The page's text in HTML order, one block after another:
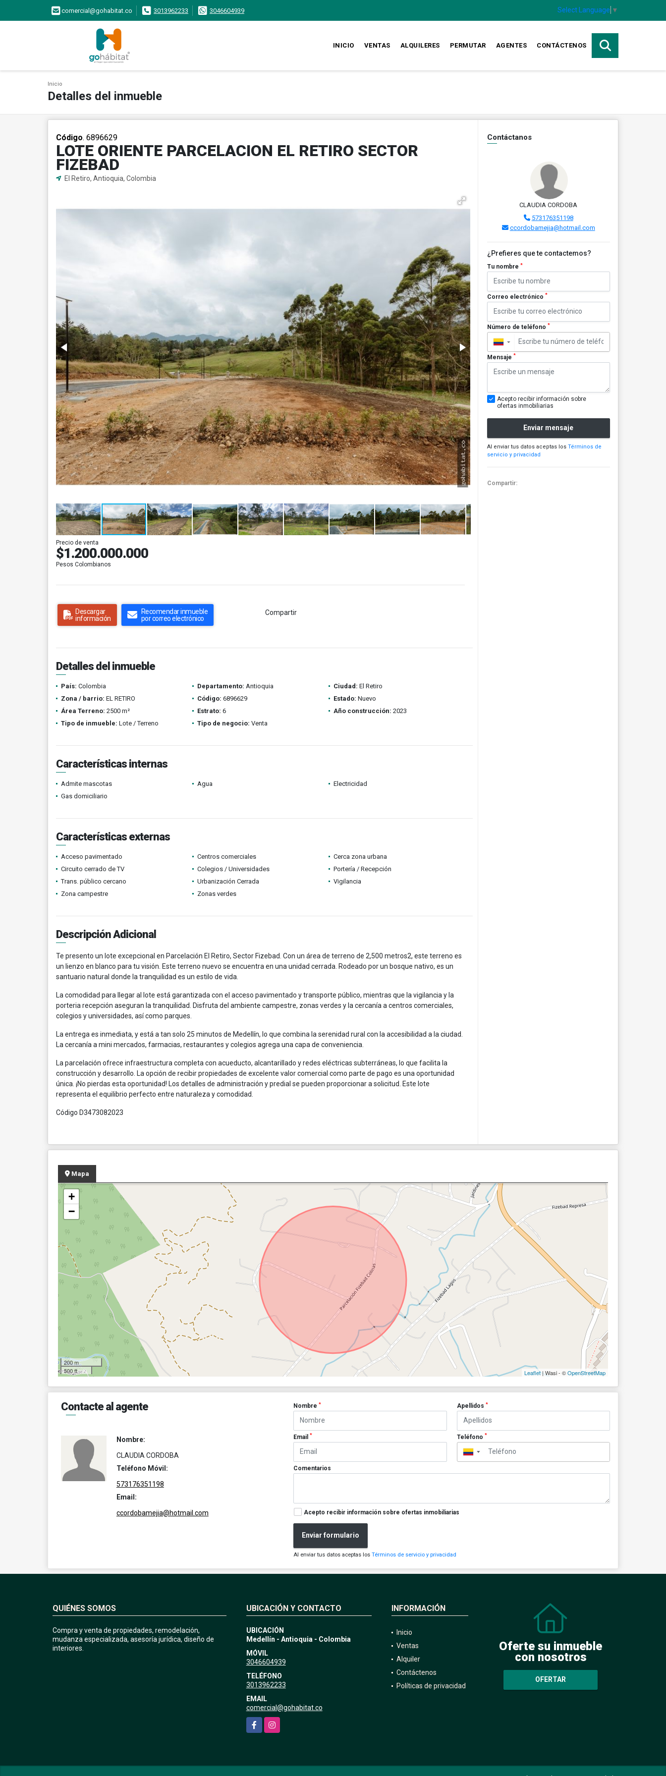
comercial@gohabitat.co 3013962233 3046604939 Select Language ▼
INICIO VENTAS ALQUILERES PERMUTAR AGENTES CONTÁCTENOS
Inicio
Detalles del inmueble
Código. 6896629
LOTE ORIENTE PARCELACION EL RETIRO SECTOR
FIZEBAD
El Retiro, Antioquia, Colombia
Precio de venta
$1.200.000.000
Pesos Colombianos
Descargar
información
Recomendar inmueble
por correo electrónico
Compartir
Detalles del inmueble
País: Colombia Departamento: Antioquia Ciudad: El Retiro
Zona / barrio: EL RETIRO Código: 6896629 Estado: Nuevo
Área Terreno: 2500 m² Estrato: 6 Año construcción: 2023
Tipo de inmueble: Lote / Terreno Tipo de negocio: Venta
Características internas
Admite mascotas Agua
Electricidad
Gas domiciliario
Características externas
Acceso pavimentado Centros comerciales
Cerca zona urbana
Circuito cerrado de TV
Colegios / Universidades
Portería / Recepción
Trans. público cercano
Urbanización Cerrada
Vigilancia
Zona campestre
Zonas verdes
Descripción Adicional
Te presento un lote excepcional en Parcelación El Retiro, Sector Fizebad. Con un área de terreno de 2,500 metros2, este terreno es
un lienzo en blanco para tu visión. Este terreno nuevo se encuentra en una unidad cerrada. Rodeado por un bosque nativo, es un
santuario natural donde la tranquilidad es un estilo de vida.
La comodidad para llegar al lote está garantizada con el acceso pavimentado y transporte público, mientras que la vigilancia y la
porteria recepción aseguran la tranquilidad. Disfruta del ambiente campestre, zonas verdes y la cercanía a centros comerciales,
colegios y universidades, así como parques.
La entrega es inmediata, y está a tan solo 25 minutos de Medellín, lo que combina la serenidad rural con la accesibilidad a la ciudad.
La cercanía a mini mercados, farmacias, restaurantes y colegios agrega una capa de conveniencia.
La parcelación ofrece infraestructura completa con acueducto, alcantarillado y redes eléctricas subterráneas, lo que facilita la
construcción y desarrollo. La opción de recibir propiedades de excelente valor comercial como parte de pago es una oportunidad
única. ¡No pierdas esta oportunidad! Los detalles de administración y predial se pueden proporcionar a solicitud. Este lote
representa el equilibrio perfecto entre naturaleza y comodidad.
Código D3473082023
Contáctanos
CLAUDIA CORDOBA
573176351198
ccordobamejia@hotmail.com
¿Prefieres que te contactemos?
Tu nombre *
Correo electrónico *
Número de teléfono *
▼
Mensaje *
Acepto recibir información sobre
ofertas inmobiliarias
Enviar mensaje
Al enviar tus datos aceptas los Términos de
servicio y privacidad
Compartir:
Mapa
+
−
200 m
500 ft
Leaflet | Wasi - ©OpenStreetMap
Contacte al agente
Nombre:
CLAUDIA CORDOBA
Teléfono Móvil:
573176351198
Email:
ccordobamejia@hotmail.com
Nombre* Apellidos *
Email* Teléfono *
▼
Comentarios
Acepto recibir información sobre ofertas inmobiliarias
Enviar formulario
Al enviar tus datos aceptas losTérminos de servicio y privacidad
QUIÉNES SOMOS
Compra y venta de propiedades, remodelación,
mudanza especializada, asesoría jurídica, diseño de
interiores.
UBICACIÓN Y CONTACTO
UBICACIÓN
Medellín - Antioquia - Colombia
MÓVIL
3046604939
TELÉFONO
3013962233
EMAIL
comercial@gohabitat.co
FacebookInstagram
INFORMACIÓN
Inicio
Ventas
Alquiler
Contáctenos
Políticas de privacidad
Oferte su inmueble
con nosotros
OFERTAR